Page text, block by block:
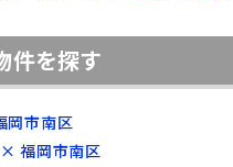
件を探す
岡市南区
× 福岡市南区